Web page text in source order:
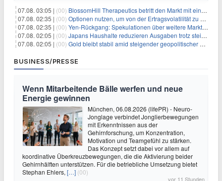
07.08. 03:05 | (00) BlossomHill Therapeutics betritt den Markt mit einem IPO-Boost von 150 Millionen Dollar
07.08. 02:35 | (00) Optionen nutzen, um von der Ertragsvolatilität zu profitieren
07.08. 02:35 | (00) Yen-Rückgang: Spekulationen über weitere Marktinterventionen nehmen zu
07.08. 02:05 | (00) Japans Haushalte reduzieren Ausgaben trotz steigender Löhne: Ein Warnsignal für das Wachstum
07.08. 02:05 | (00) Gold bleibt stabil amid steigender geopolitischer Spannungen im Persischen Golf
BUSINESS/PRESSE
Wenn Mitarbeitende Bälle werfen und neue
Energie gewinnen
München, 06.08.2026 (lifePR) - Neuro-
Jonglage verbindet Jonglierbewegungen
mit Erkenntnissen aus der
Gehirnforschung, um Konzentration,
Motivation und Teamgefühl zu stärken.
Das Konzept setzt dabei vor allem auf
koordinative Überkreuzbewegungen, die die Aktivierung beider
Gehirnhälften unterstützen. Für die betriebliche Umsetzung bietet
Stephan Ehlers, […] (00)
vor 11 Stunden